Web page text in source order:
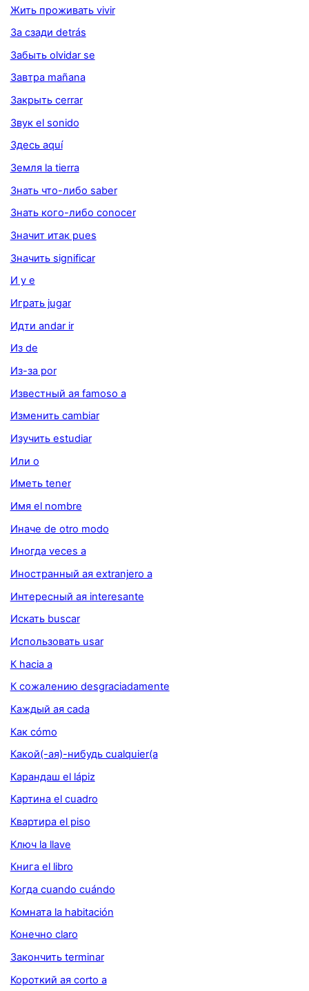
Жить проживать vivir
За сзади detrás
Забыть olvidar se
Завтра mañana
Закрыть cerrar
Звук el sonido
Здесь aquí
Земля la tierra
Знать что-либо saber
Знать кого-либо conocer
Значит итак pues
Значить significar
И y e
Играть jugar
Идти andar ir
Из de
Из-за por
Известный ая famoso a
Изменить cambiar
Изучить estudiar
Или o
Иметь tener
Имя el nombre
Иначе de otro modo
Иногда veces a
Иностранный ая extranjero a
Интересный ая interesante
Искать buscar
Использовать usar
К hacia a
К сожалению desgraciadamente
Каждый ая cada
Как cómo
Какой(-ая)-нибудь cualquier(a
Карандаш el lápiz
Картина el cuadro
Квартира el piso
Ключ la llave
Книга el libro
Когда cuando cuándo
Комната la habitación
Конечно claro
Закончить terminar
Короткий ая corto a